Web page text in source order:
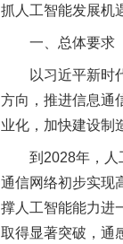
抓人工智能发展机
一、总体要求
以习近平新时代
方向，推进信息通
业化，加快建设制
到2028年，人工
通信网络初步实现
撑人工智能能力进
取得显著突破，通